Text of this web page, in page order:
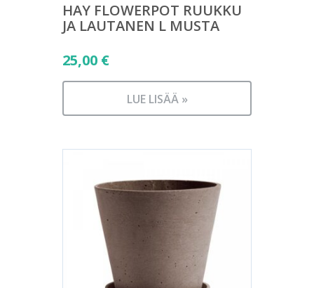
HAY FLOWERPOT RUUKKU
JA LAUTANEN L MUSTA
25,00 €
LUE LISÄÄ »